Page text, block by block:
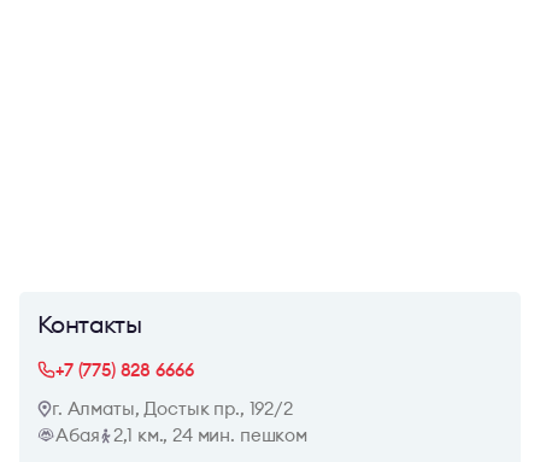
Контакты
+7 (775) 828 6666
г. Алматы, Достык пр., 192/2
Абая
2,1 км., 24 мин. пешком